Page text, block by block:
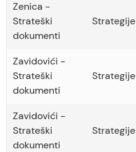
Zenica -
Strateški
dokumenti
Strategije
Zavidovići -
Strateški
dokumenti
Strategije
Zavidovići -
Strateški
dokumenti
Strategije